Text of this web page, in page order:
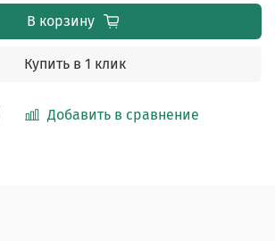
Добавить в сравнение
В корзину
Купить в 1 клик